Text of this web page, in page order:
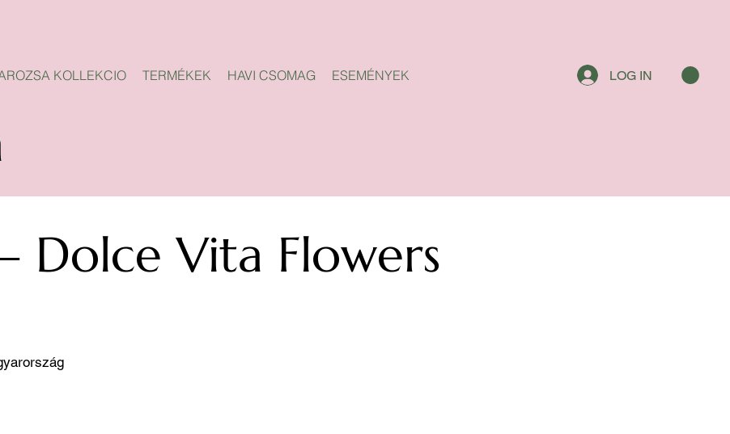
LOG IN
KOLLEKCIO TERMÉKEK HAVI CSOMAG ESEMÉNYEK
Dolce Vita Flowers